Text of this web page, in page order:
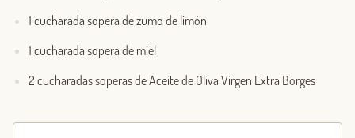
1 cucharada sopera de zumo de limón
1 cucharada sopera de miel
2 cucharadas soperas de Aceite de Oliva Virgen Extra Borges